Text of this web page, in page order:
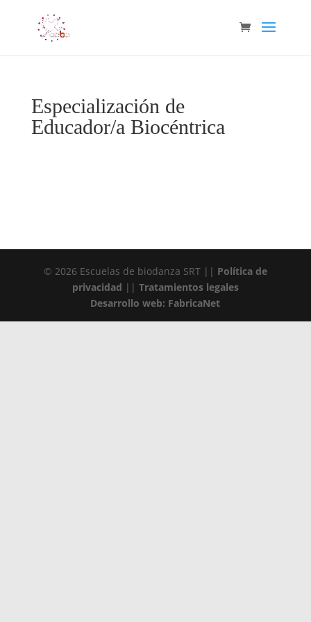
Especialización de
Educador/a Biocéntrica
© 2026 Escuelas de biodanza SRT || Política de
privacidad || Tratamientos legales
Desarrollo web: FabricaNet